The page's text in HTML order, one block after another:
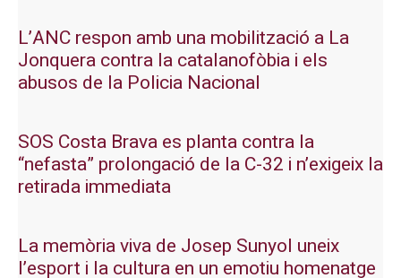
L’ANC respon amb una mobilització a La
Jonquera contra la catalanofòbia i els
abusos de la Policia Nacional
SOS Costa Brava es planta contra la
“nefasta” prolongació de la C-32 i n’exigeix la
retirada immediata
La memòria viva de Josep Sunyol uneix
l’esport i la cultura en un emotiu homenatge